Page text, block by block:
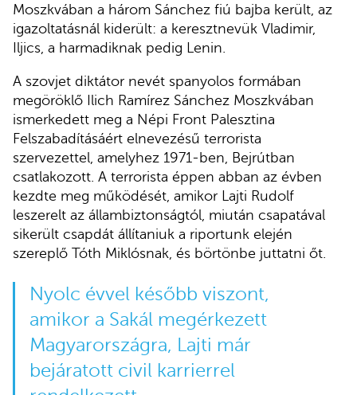
Moszkvában a három Sánchez fiú bajba került, az
igazoltatásnál kiderült: a keresztnevük Vladimir,
Iljics, a harmadiknak pedig Lenin.
A szovjet diktátor nevét spanyolos formában
megöröklő Ilich Ramírez Sánchez Moszkvában
ismerkedett meg a Népi Front Palesztina
Felszabadításáért elnevezésű terrorista
szervezettel, amelyhez 1971-ben, Bejrútban
csatlakozott. A terrorista éppen abban az évben
kezdte meg működését, amikor Lajti Rudolf
leszerelt az állambiztonságtól, miután csapatával
sikerült csapdát állítaniuk a riportunk elején
szereplő Tóth Miklósnak, és börtönbe juttatni őt.
Nyolc évvel később viszont,
amikor a Sakál megérkezett
Magyarországra, Lajti már
bejáratott civil karrierrel